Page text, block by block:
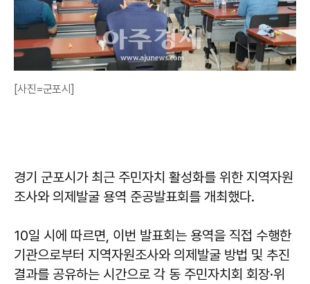
[사진=군포시]
경기 군포시가 최근 주민자치 활성화를 위한 지역자원
조사와 의제발굴 용역 준공발표회를 개최했다.
10일 시에 따르면, 이번 발표회는 용역을 직접 수행한
기관으로부터 지역자원조사와 의제발굴 방법 및 추진
결과를 공유하는 시간으로 각 동 주민자치회 회장·위